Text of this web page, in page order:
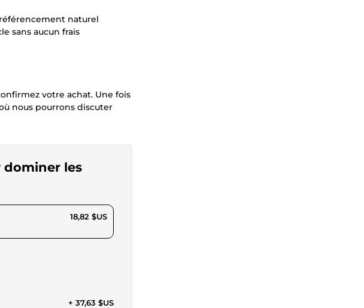
naturel
sans aucun frais
votre achat. Une fois
nous pourrons discuter
dominer les
18,82 $US
+ 37,63 $US